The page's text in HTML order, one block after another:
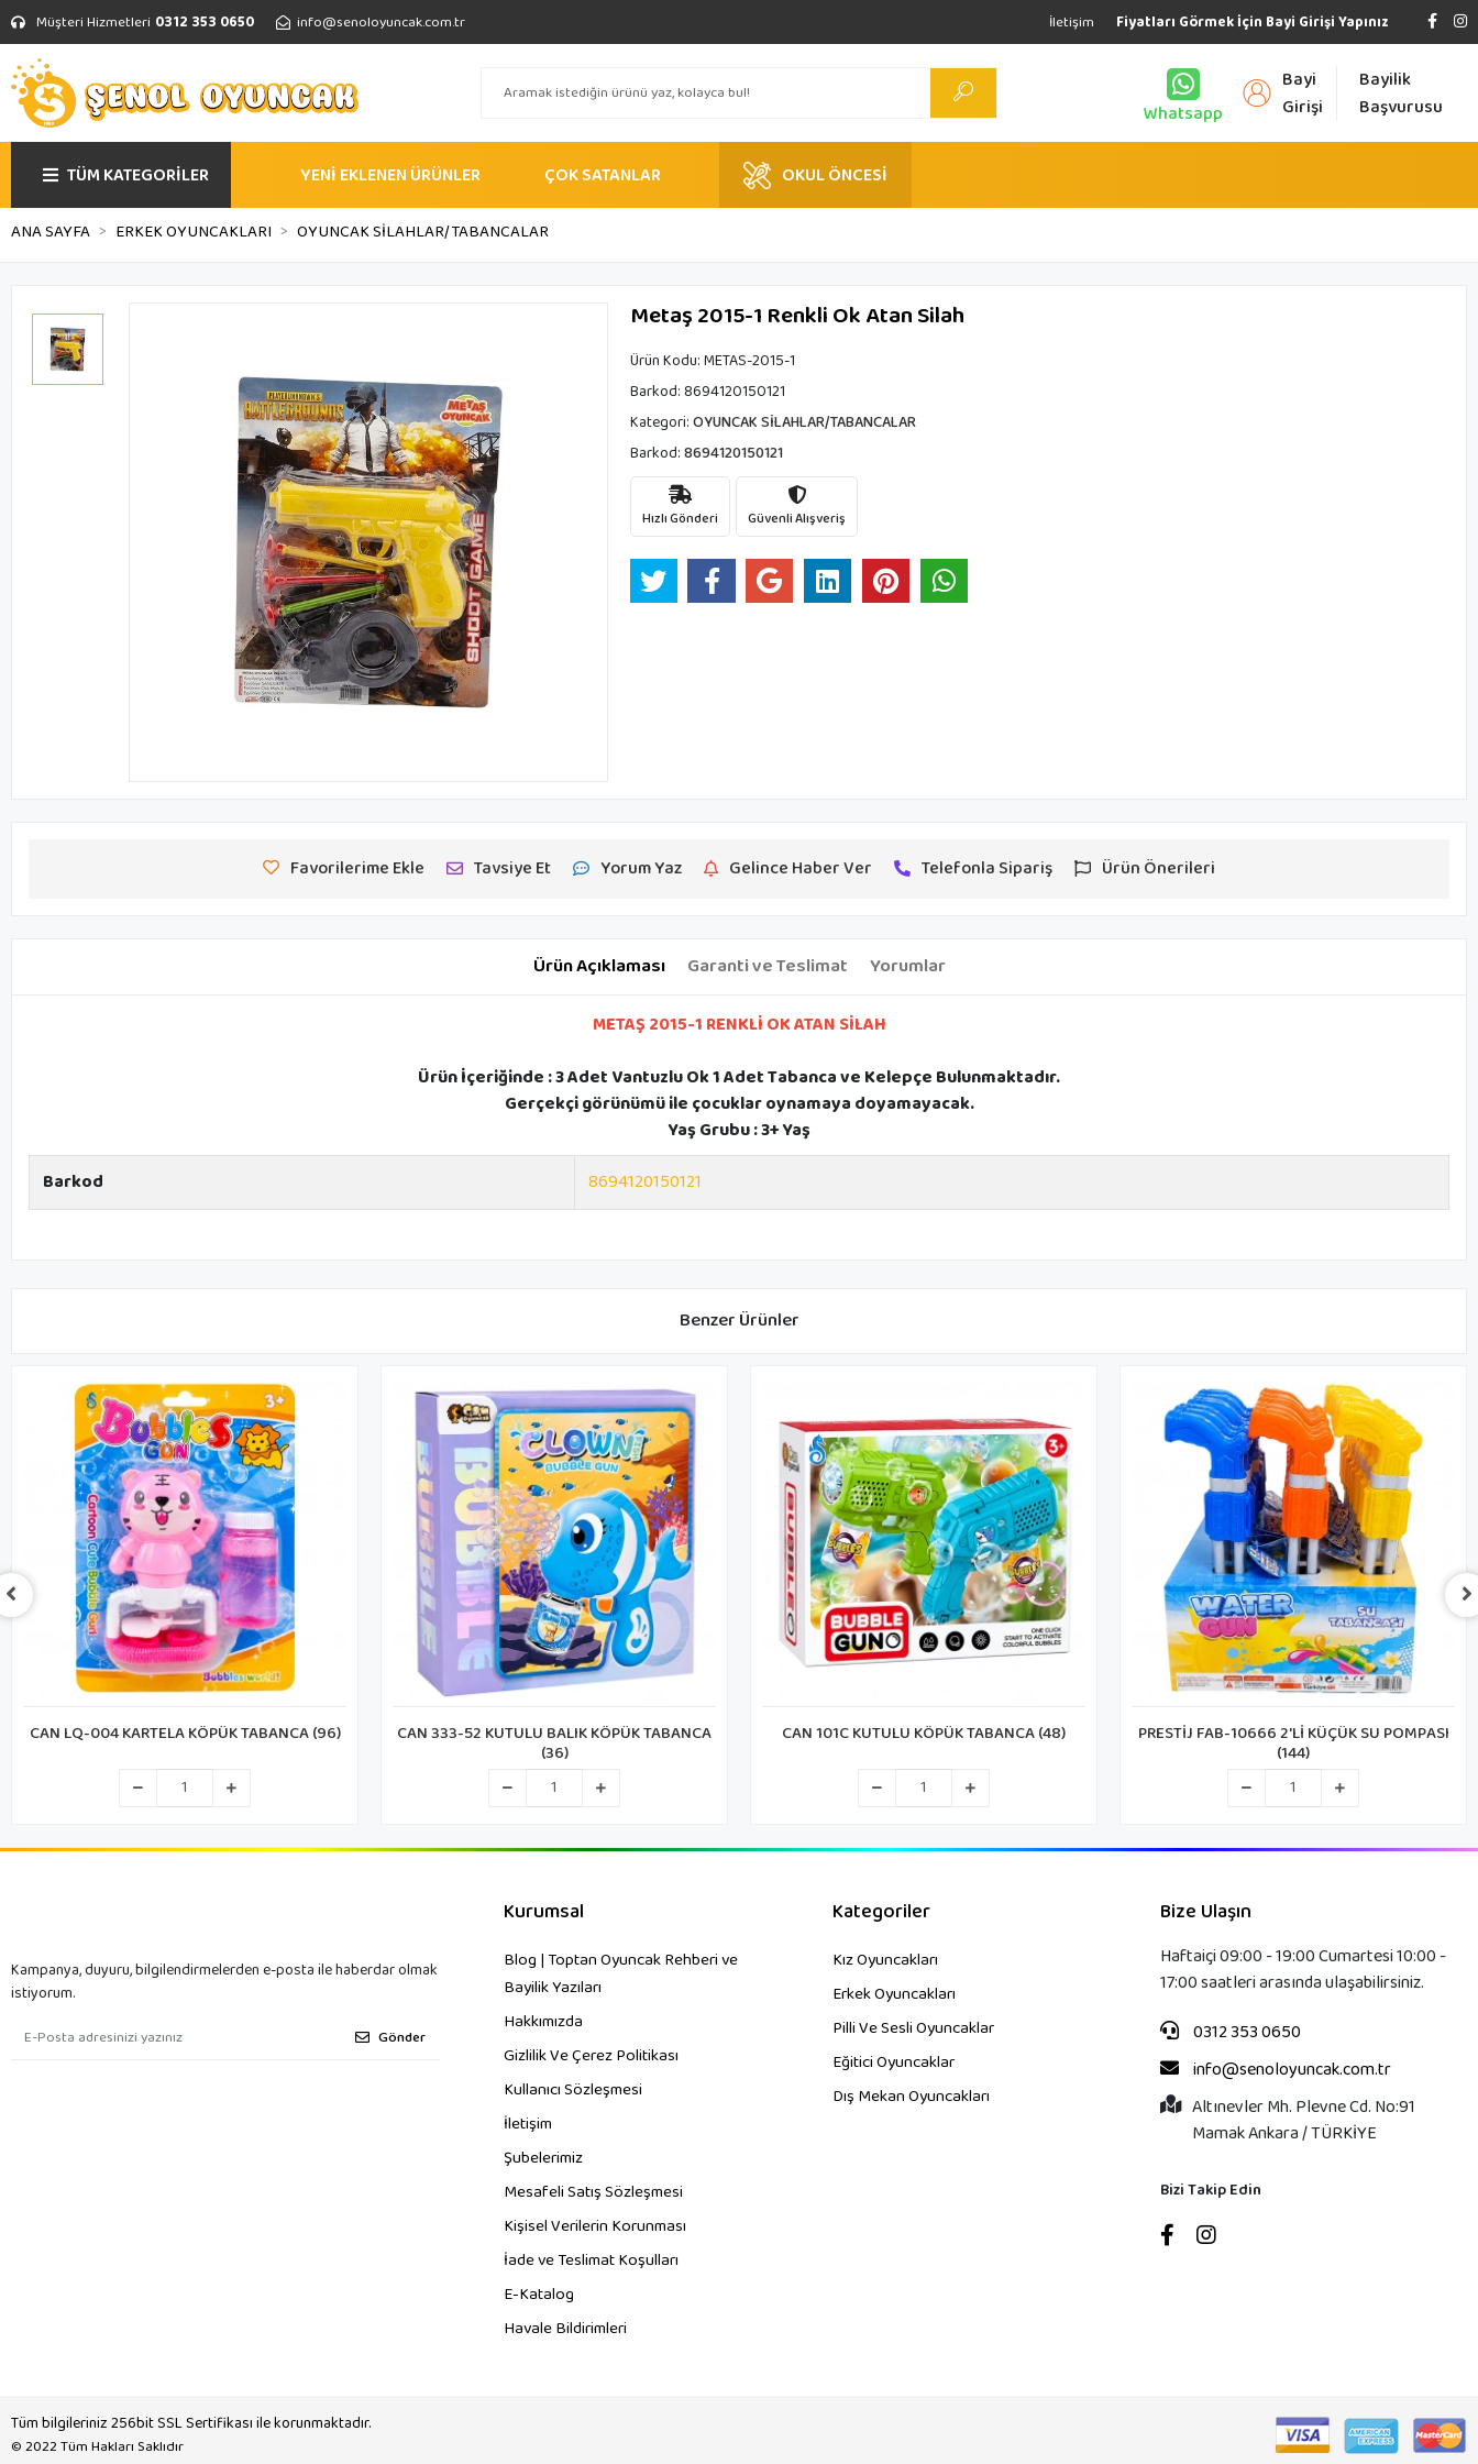
Müşteri Hizmetleri 0312 353 0650 info@senoloyuncak.com.tr Fiyatları Görmek İçin Bayi Girişi Yapınız
İletişim
Whatsapp
Bayi
Girişi
Bayilik
Başvurusu
TÜM KATEGORİLER YENİ EKLENEN ÜRÜNLER ÇOK SATANLAR OKUL ÖNCESİ
ANA SAYFA ERKEK OYUNCAKLARI OYUNCAK SİLAHLAR/TABANCALAR
Metaş 2015-1 Renkli Ok Atan Silah
Ürün Kodu:METAS-2015-1
Barkod:8694120150121
Kategori:OYUNCAK SİLAHLAR/TABANCALAR
Barkod:8694120150121
Hızlı Gönderi Güvenli Alışveriş
Favorilerime Ekle Tavsiye Et Yorum Yaz Gelince Haber Ver Telefonla Sipariş Ürün Önerileri
Ürün Açıklaması Garanti ve Teslimat Yorumlar
METAŞ 2015-1 RENKLİ OK ATAN SİLAH
Ürün İçeriğinde : 3 Adet Vantuzlu Ok 1 Adet Tabanca ve Kelepçe Bulunmaktadır.
Gerçekçi görünümü ile çocuklar oynamaya doyamayacak.
Yaş Grubu : 3+ Yaş
Barkod
8694120150121
Benzer Ürünler
CAN 333-52 KUTULU BALIK KÖPÜK TABANCA CAN 101C KUTULU KÖPÜK TABANCA (48) PRESTİJ FAB-10666 2'Lİ KÜÇÜK SU POMPASI PRESTİJ FAB-10444 2-Lİ BÜYÜK SU POMPASI
(60)
Kampanya, duyuru, bilgilendirmelerden e-posta ile haberdar olmak
istiyorum.
Gönder
Kurumsal
Blog | Toptan Oyuncak Rehberi ve
Bayilik Yazıları
Hakkımızda
Gizlilik Ve Çerez Politikası
Kullanıcı Sözleşmesi
İletişim
Şubelerimiz
Mesafeli Satış Sözleşmesi
Kişisel Verilerin Korunması
İade ve Teslimat Koşulları
E-Katalog
Havale Bildirimleri
Kategoriler
Kız Oyuncakları
Erkek Oyuncakları
Pilli Ve Sesli Oyuncaklar
Eğitici Oyuncaklar
Dış Mekan Oyuncakları
Bize Ulaşın
Haftaiçi 09:00 - 19:00 Cumartesi 10:00 -
17:00 saatleri arasında ulaşabilirsiniz.
0312 353 0650
info@senoloyuncak.com.tr
Altınevler Mh. Plevne Cd. No:91
Mamak Ankara / TÜRKİYE
Bizi Takip Edin
Tüm bilgileriniz 256bit SSL Sertifikası ile korunmaktadır.
© 2022Tüm Hakları Saklıdır